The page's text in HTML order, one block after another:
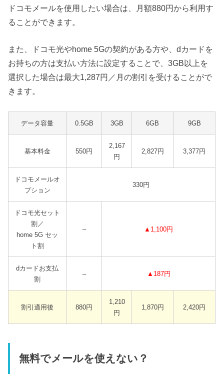
ドコモメールを使用したい場合は、月額880円から利用す
ることができます。
また、ドコモ光やhome 5Gの契約がある方や、dカードを
お持ちの方は支払い方法に設定することで、3GB以上を
選択した場合は最大1,287円／月の割引を受けることがで
きます。
データ容量 0.5GB 3GB 6GB 9GB
基本料金 550円
2,167
円
2,827円 3,377円
ドコモメールオ
プション
330円
ドコモ光セット
割／
home 5G セッ
ト割
– ▲1,100円
dカードお支払
割
– ▲187円
割引適用後 880円
1,210
円
1,870円 2,420円
無料でメールを使えない？